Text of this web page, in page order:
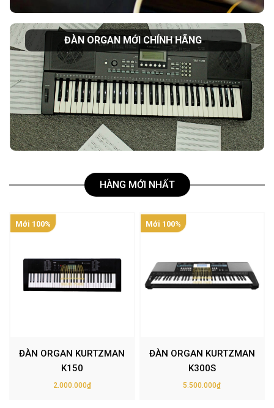
ĐÀN ORGAN MỚI CHÍNH HÃNG
HÀNG MỚI NHẤT
Mới 100%
ĐÀN ORGAN KURTZMAN
K150
2.000.000₫
Mới 100%
ĐÀN ORGAN KURTZMAN
K300S
5.500.000₫